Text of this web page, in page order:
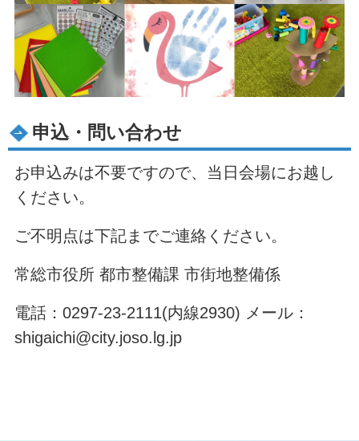
申込・問い合わせ
お申込みは不要ですので、当日会場にお越し
ください。
ご不明点は下記までご連絡ください。
常総市役所 都市整備課 市街地整備係
電話：0297-23-2111(内線2930) メール：
shigaichi@city.joso.lg.jp